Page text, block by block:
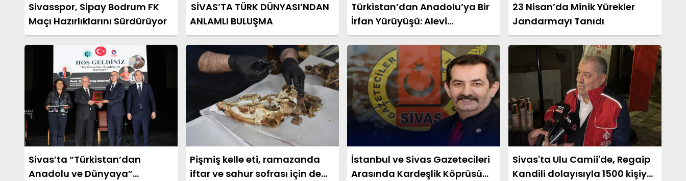
Sivasspor, Sipay Bodrum FK
Maçı Hazırlıklarını Sürdürüyor
SİVAS’TA TÜRK DÜNYASI’NDAN
ANLAMLI BULUŞMA
Türkistan’dan Anadolu’ya Bir
İrfan Yürüyüşü: Alevi
Ocaklarının Doğuşu ve Tarihi
Misyonu
23 Nisan’da Minik Yürekler
Jandarmayı Tanıdı
Sivas’ta “Türkistan’dan
Anadolu ve Dünyaya”
Pişmiş kelle eti, ramazanda
iftar ve sahur sofrası için de
İstanbul ve Sivas Gazetecileri
Arasında Kardeşlik Köprüsü
Sivas'ta Ulu Camii'de, Regaip
Kandili dolayısıyla 1500 kişiye